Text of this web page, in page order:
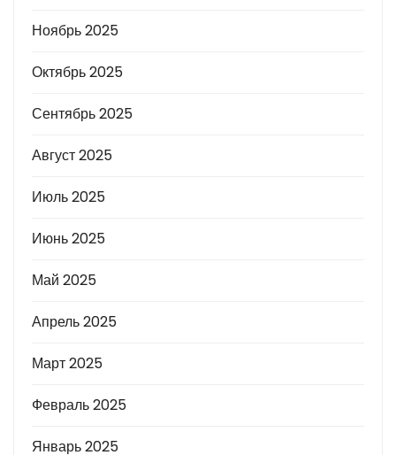
Ноябрь 2025
Октябрь 2025
Сентябрь 2025
Август 2025
Июль 2025
Июнь 2025
Май 2025
Апрель 2025
Март 2025
Февраль 2025
Январь 2025